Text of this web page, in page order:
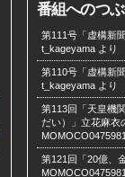
番組へのつ
第111号「虚構新
t_kageyama より
第110号「虚構新
t_kageyama より
第113回「天皇機
だい）」立花麻衣
第121回「20億、